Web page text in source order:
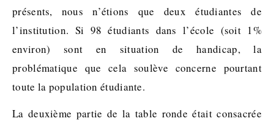
présents, nous n’étions que deux étudiantes de
l’institution. Si 98 étudiants dans l’école (soit 1%
environ) sont en situation de handicap, la
problématique que cela soulève concerne pourtant
toute la population étudiante.
La deuxième partie de la table ronde était consacrée